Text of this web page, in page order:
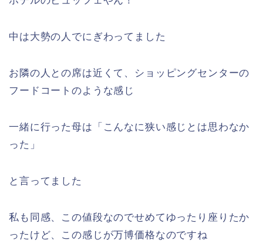
中は大勢の人でにぎわってました
お隣の人との席は近くて、ショッピングセンターの
フードコートのような感じ
一緒に行った母は「こんなに狭い感じとは思わなか
った」
と言ってました
私も同感、この値段なのでせめてゆったり座りたか
ったけど、この感じが万博価格なのですね